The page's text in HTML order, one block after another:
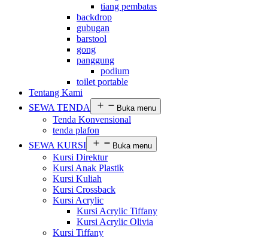
tiang pembatas
backdrop
gubugan
barstool
gong
panggung
podium
toilet portable
Tentang Kami
SEWA TENDA
Buka menu
Tenda Konvensional
tenda plafon
SEWA KURSI
Buka menu
Kursi Direktur
Kursi Anak Plastik
Kursi Kuliah
Kursi Crossback
Kursi Acrylic
Kursi Acrylic Tiffany
Kursi Acrylic Olivia
Kursi Tiffany